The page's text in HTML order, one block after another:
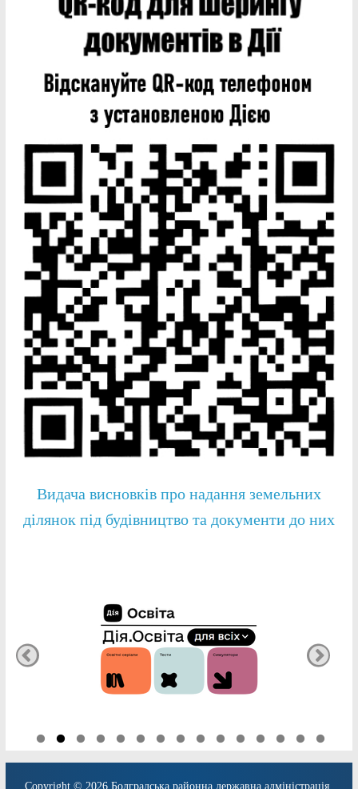
Видача висновків про надання земельних
ділянок під будівництво та документи до них
Copyright © 2026Болградська районна державна адміністрація